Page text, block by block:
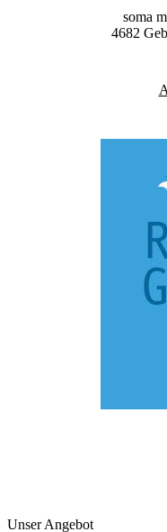
soma
4682
Unser Angebot